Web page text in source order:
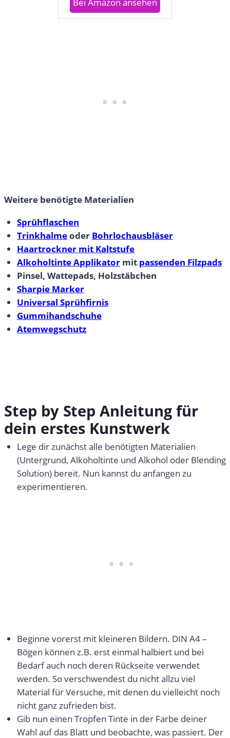
Weitere benötigte Materialien
Sprühflaschen
Trinkhalmeoder Bohrlochausbläser
Haartrockner mit Kaltstufe
Alkoholtinte Applikator mit passenden Filzpads
Pinsel, Wattepads, Holzstäbchen
Sharpie Marker
Universal Sprühfirnis
Gummihandschuhe
Atemwegschutz
Step by Step Anleitung für
dein erstes Kunstwerk
Lege dir zunächst alle benötigten Materialien
(Untergrund, Alkoholtinte und Alkohol oder Blending
Solution) bereit. Nun kannst du anfangen zu
experimentieren.
Beginne vorerst mit kleineren Bildern. DIN A4 –
Bögen können z.B. erst einmal halbiert und bei
Bedarf auch noch deren Rückseite verwendet
werden. So verschwendest du nicht allzu viel
Material für Versuche, mit denen du vielleicht noch
nicht ganz zufrieden bist.
Gib nun einen Tropfen Tinte in der Farbe deiner
Wahl auf das Blatt und beobachte, was passiert. Der